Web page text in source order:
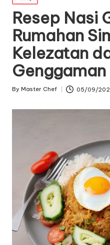
in
Resep Nasi
Rumahan
Kelezatan
Genggaman
Posted
By Master Chef 05/09/